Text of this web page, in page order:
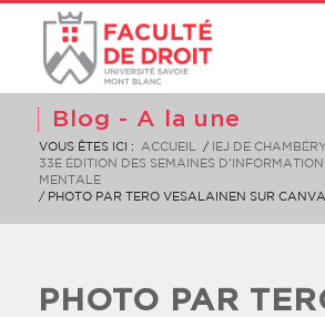
Blog - A la une
VOUS ÊTES ICI : ACCUEIL / IEJ DE CHAMBÉRY
33E ÉDITION DES SEMAINES
MENTALE
/ PHOTO PAR TERO VESALAINEN SUR
PHOTO PAR